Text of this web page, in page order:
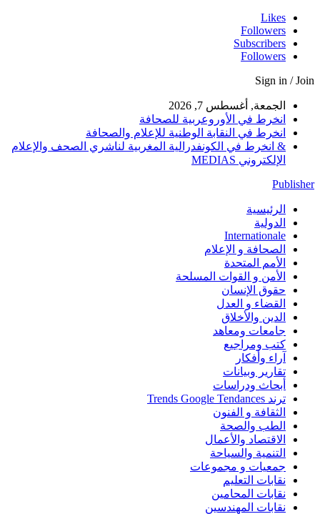
Likes
Followers
Subscribers
Followers
Sign in / Join
الجمعة, أغسطس 7, 2026
انخرط في الأوروعربية للصحافة
انخرط في النقابة الوطنية للإعلام والصحافة
& انخرط في الكونفدرالية المغربية لناشري الصحف والإعلام
الإلكتروني MEDIAS
Publisher
الرئيسية
الدولية
Internationale
الصحافة و الإعلام
الأمم المتحدة
الأمن و القوات المسلحة
حقوق الإنسان
القضاء و العدل
الدين والأخلاق
جامعات ومعاهد
كتب ومراجيع
آراء وأفكار
تقارير وبيانات
أبحاث ودراسات
ترند Trends Google Tendances
الثقافة و الفنون
الطب والصحة
الاقتصاد والأعمال
التنمية والسياحة
جمعيات و مجموعات
نقابات التعليم
نقابات المحامين
نقابات المهندسين